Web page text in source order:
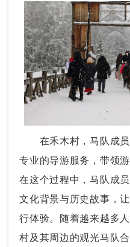
在禾木村，马队成员
专业的导游服务，带领
在这个过程中，马队成
文化背景与历史故事，
行体验。随着越来越多
村及其周边的观光马队